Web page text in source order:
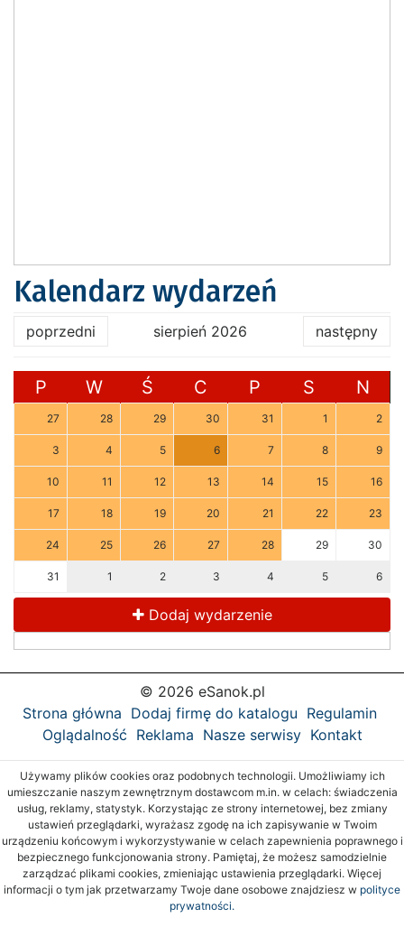
Kalendarz wydarzeń
poprzedni sierpień 2026 następny
P W Ś C P S N
27 28 29 30 31 1 2
3 4 5 6 7 8 9
10 11 12 13 14 15 16
17 18 19 20 21 22 23
24 25 26 27 28 29 30
31 1 2 3 4 5 6
Dodaj wydarzenie
© 2026 eSanok.pl
Strona główna Dodaj firmę do katalogu Regulamin
Oglądalność Reklama Nasze serwisy Kontakt
Używamy plików cookies oraz podobnych technologii. Umożliwiamy ich
umieszczanie naszym zewnętrznym dostawcom m.in. w celach: świadczenia
usług, reklamy, statystyk. Korzystając ze strony internetowej, bez zmiany
ustawień przeglądarki, wyrażasz zgodę na ich zapisywanie w Twoim
urządzeniu końcowym i wykorzystywanie w celach zapewnienia poprawnego i
bezpiecznego funkcjonowania strony. Pamiętaj, że możesz samodzielnie
zarządzać plikami cookies, zmieniając ustawienia przeglądarki. Więcej
informacji o tym jak przetwarzamy Twoje dane osobowe znajdziesz w polityce
prywatności.